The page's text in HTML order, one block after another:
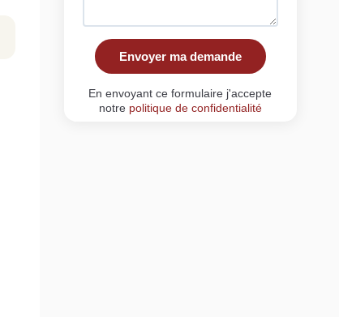
Envoyer ma demande
En envoyant ce formulaire j'accepte
notre politique de confidentialité